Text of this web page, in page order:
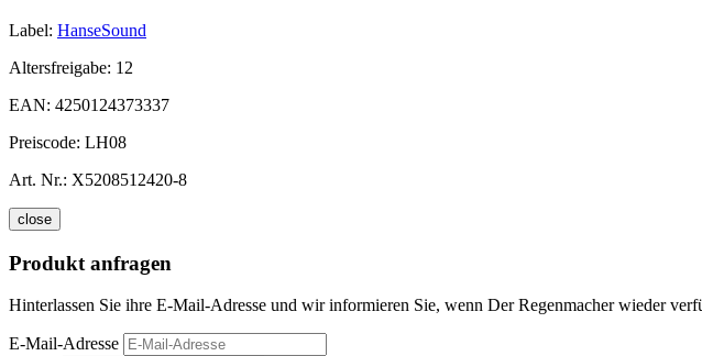
Label: HanseSound
Altersfreigabe: 12
EAN: 4250124373337
Preiscode: LH08
Art. Nr.: X5208512420-8
close
Produkt anfragen
Hinterlassen Sie ihre E-Mail-Adresse und wir informieren Sie, wenn Der Regenmacher wieder
E-Mail-Adresse